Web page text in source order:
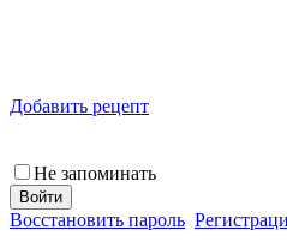
Добавить рецепт
Не запоминать
Восстановить пароль